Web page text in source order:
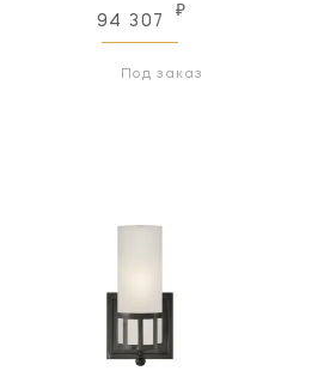
94 307
₽
Под заказ